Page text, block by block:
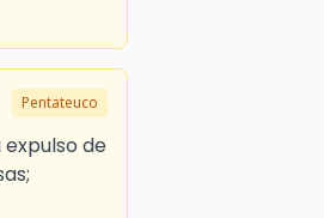
Pentateuco
expulso de